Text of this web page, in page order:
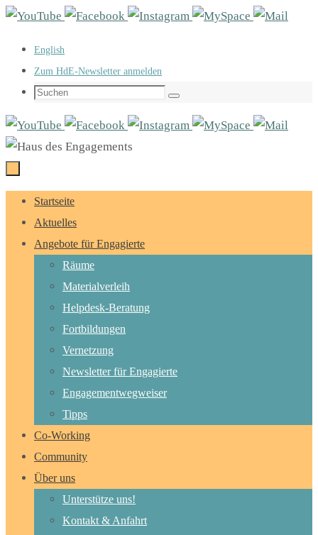
Zum
springen
English
Zum HdE-Newsletter anmelden
Suchen
Suchen
Zum
Inhalt
springen
Startseite
Aktuelles
Angebote für Engagierte
Räume
Materialverleih
Helpdesk-Beratung
Fortbildungen
Vernetzung
Newsletter für Engagierte
Engagementwegweiser
Tipps
Co-Working
Community
Über uns
Unterstütze uns!
Kontakt & Anfahrt